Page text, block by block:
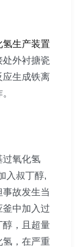
氢生产装置
处外衬搪瓷
应生成铁离
过氧化氢
入叔丁醇,
故发生当
釜中加入过
醇，且超量
氢，在严重